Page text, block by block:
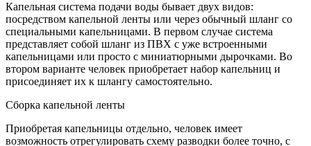
Капельная система подачи воды бывает двух видов:
посредством капельной ленты или через обычный шланг со
специальными капельницами. В первом случае система
представляет собой шланг из ПВХ с уже встроенными
капельницами или просто с миниатюрными дырочками. Во
втором варианте человек приобретает набор капельниц и
присоединяет их к шлангу самостоятельно.
Сборка капельной ленты
Приобретая капельницы отдельно, человек имеет
возможность отрегулировать схему разводки более точно, с